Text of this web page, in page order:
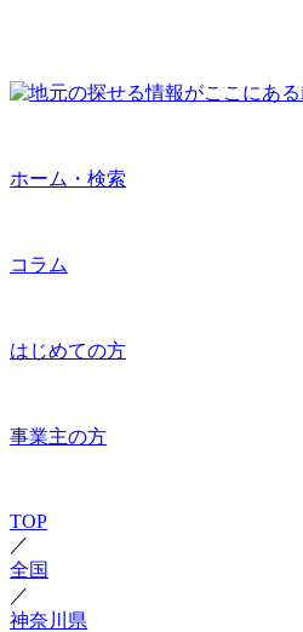
ホーム・検索
コラム
はじめての方
事業主の方
TOP
／
全国
／
神奈川県